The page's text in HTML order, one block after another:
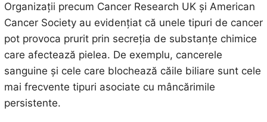
Organizații precum Cancer Research UK și American
Cancer Society au evidențiat că unele tipuri de cancer
pot provoca prurit prin secreția de substanțe chimice
care afectează pielea. De exemplu, cancerele
sanguine și cele care blochează căile biliare sunt cele
mai frecvente tipuri asociate cu mâncărimile
persistente.